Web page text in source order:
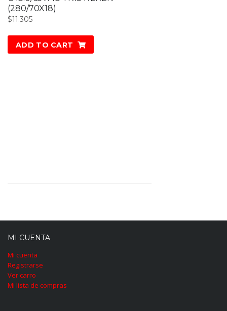
(280/70X18)
$11.305
ADD TO CART
MI CUENTA
Mi cuenta
Registrarse
Ver carro
Mi lista de compras